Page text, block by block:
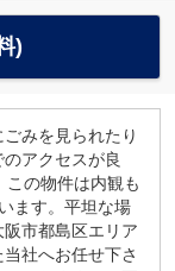
)
みを見られたり
アクセスが良
の物件は内観も
ます。平坦な場
市都島区エリア
社へお任せ下さ